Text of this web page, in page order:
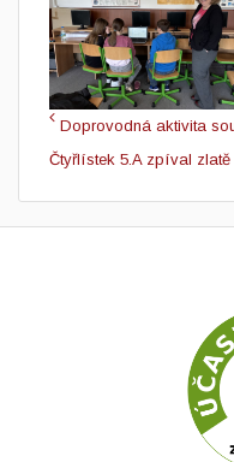
Doprovodná aktivita
Čtyřlístek 5.A zpíval